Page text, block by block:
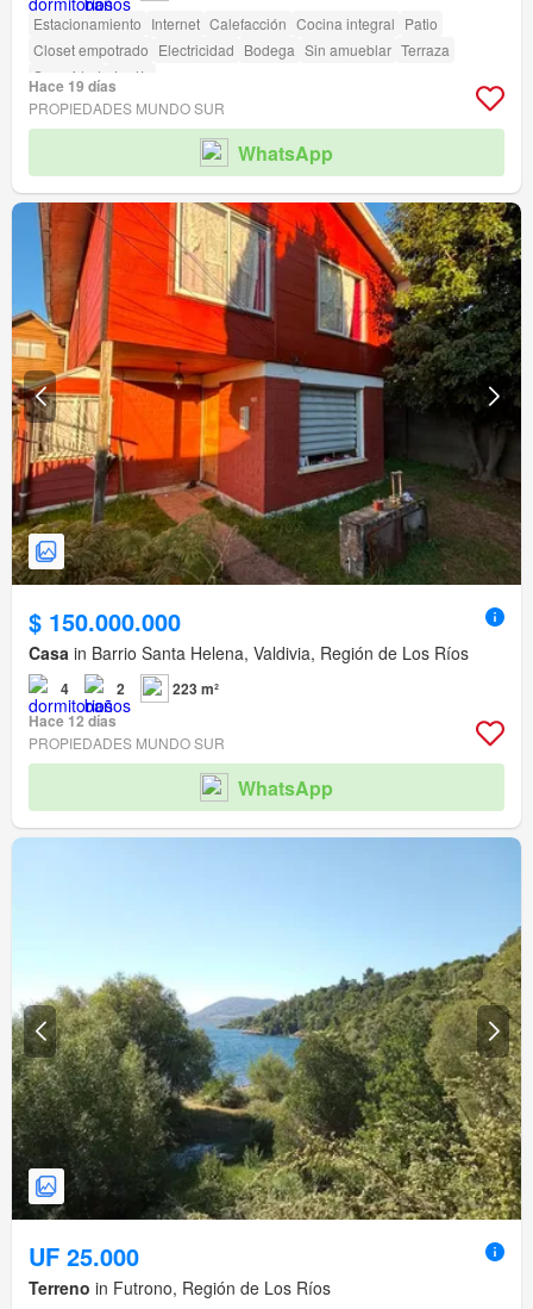
Estacionamiento Internet Calefacción Cocina integral Patio
Closet empotrado Electricidad Bodega Sin amueblar Terraza
Seguridad
Jardín
Hace 19 días
PROPIEDADES MUNDO SUR
WhatsApp
$ 150.000.000
Casa in Barrio Santa Helena, Valdivia, Región de Los Ríos
4 2
223 m²
Hace 12 días
PROPIEDADES MUNDO SUR
WhatsApp
UF 25.000
Terreno in Futrono, Región de Los Ríos